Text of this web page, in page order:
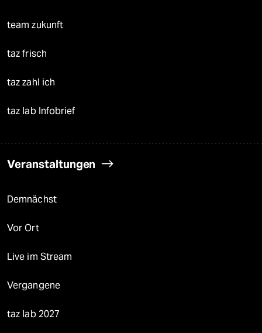
team zukunft
taz frisch
taz zahl ich
taz lab Infobrief
Veranstaltungen
Demnächst
Vor Ort
Live im Stream
Vergangene
taz lab 2027